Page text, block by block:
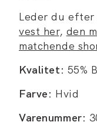
Leder du
vest her, den
matchende
Kvalitet: 55%
Farve: Hvid
Varenummer: